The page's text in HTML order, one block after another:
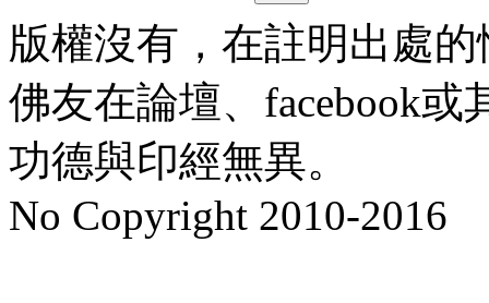
版權沒有，在註明出處
佛友在論壇、facebook
功德與印經無異。
No Copyright 2010-2016